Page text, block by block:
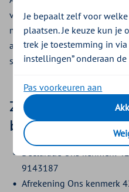
vaak op basis van de
moet u misschien uw
afletterregels of overleg met
softwareleverancier.
Zo ziet u straks
betaaltekst in
Declaratie Ons kenmerk
9143187
Afrekening Ons kenmerk
Je bepaalt zelf voor
plaatsen. Je keuze kun je
trek je toestemming in via
instellingen” onderaan
Pas voorkeuren aan